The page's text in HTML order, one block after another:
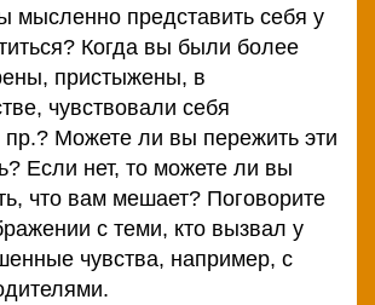
мысленно представить себя у
Когда вы были более
пристыжены, в
чувствовали себя
Можете ли вы пережить эти
Если нет, то можете ли вы
что вам мешает? Поговорите
с теми, кто вызвал у
чувства, например, с